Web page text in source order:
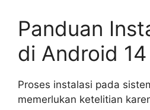
Panduan
di Android
Proses instalasi pada
memerlukan ketelitian